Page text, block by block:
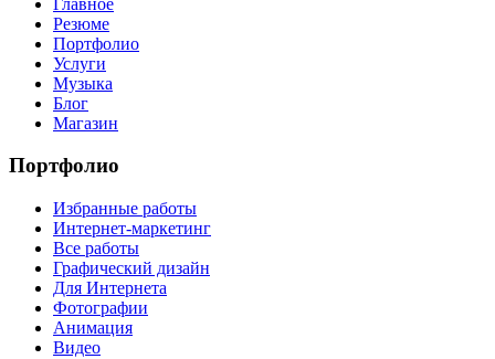
Резюме
Портфолио
Услуги
Музыка
Блог
Магазин
Портфолио
Избранные работы
Интернет-маркетинг
Все работы
Графический дизайн
Для Интернета
Фотографии
Анимация
Видео